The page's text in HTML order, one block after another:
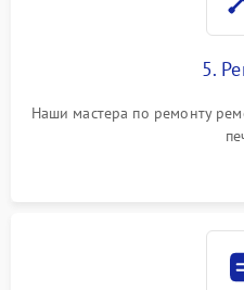
5.
Наши мастера по ремонту